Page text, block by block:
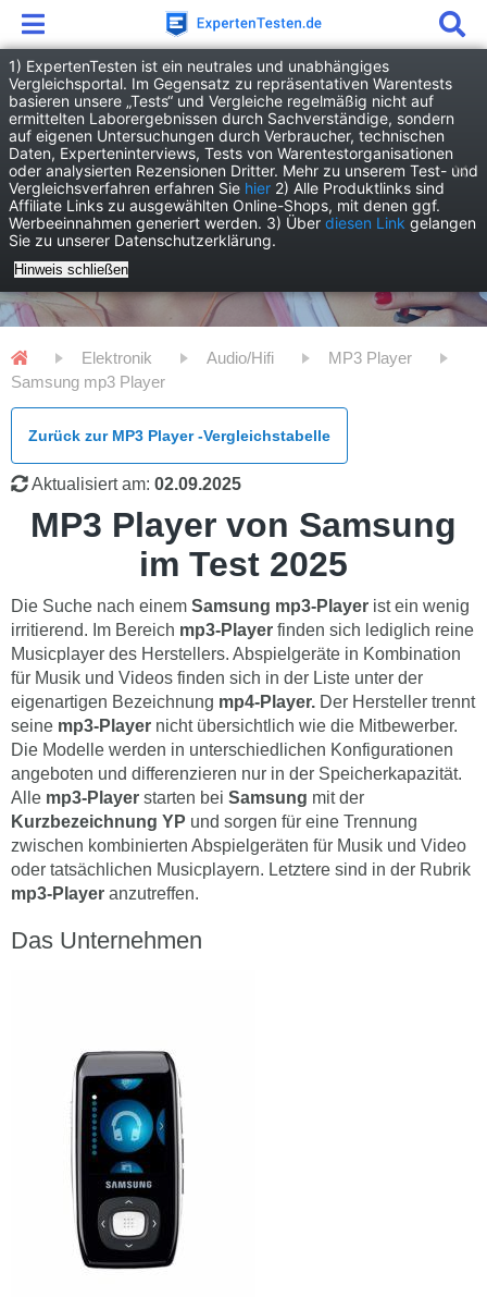
1) ExpertenTesten ist ein neutrales und unabhängiges
Vergleichsportal. Im Gegensatz zu repräsentativen Warentests
basieren unsere „Tests“ und Vergleiche regelmäßig nicht auf
ermittelten Laborergebnissen durch Sachverständige, sondern
auf eigenen Untersuchungen durch Verbraucher, technischen
Daten, Experteninterviews, Tests von Warentestorganisationen
oder analysierten Rezensionen Dritter. Mehr zu unserem Test- und
Vergleichsverfahren erfahren Sie hier 2) Alle Produktlinks sind
Affiliate Links zu ausgewählten Online-Shops, mit denen ggf.
Werbeeinnahmen generiert werden. 3) Über diesen Link gelangen
Sie zu unserer Datenschutzerklärung.
Hinweis schließen
Elektronik Audio/Hifi
MP3 Player
Samsung mp3 Player
Zurück zur MP3 Player -Vergleichstabelle
Aktualisiert am: 02.09.2025
MP3 Player von Samsung
im Test 2025
Die Suche nach einem Samsung mp3-Player ist ein wenig
irritierend. Im Bereich mp3-Player finden sich lediglich reine
Musicplayer des Herstellers. Abspielgeräte in Kombination
für Musik und Videos finden sich in der Liste unter der
eigenartigen Bezeichnung mp4-Player. Der Hersteller trennt
seine mp3-Player nicht übersichtlich wie die Mitbewerber.
Die Modelle werden in unterschiedlichen Konfigurationen
angeboten und differenzieren nur in der Speicherkapazität.
Alle mp3-Player starten bei Samsung mit der
Kurzbezeichnung YP und sorgen für eine Trennung
zwischen kombinierten Abspielgeräten für Musik und Video
oder tatsächlichen Musicplayern. Letztere sind in der Rubrik
mp3-Player anzutreffen.
Das Unternehmen